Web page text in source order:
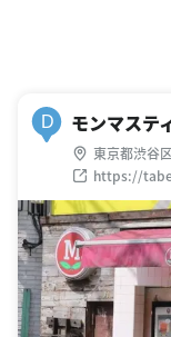
D モンマステ
東京都渋谷
https://